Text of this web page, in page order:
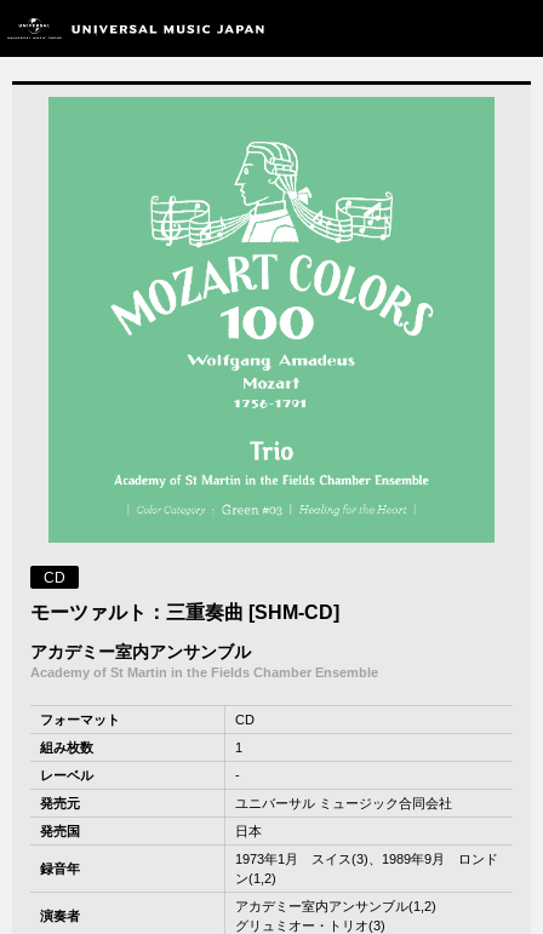
CD
モーツァルト：三重奏曲 [SHM-CD]
アカデミー室内アンサンブル
Academy of St Martin in the Fields Chamber Ensemble
フォーマット
CD
組み枚数
1
レーベル
-
発売元
ユニバーサル ミュージック合同会社
発売国
日本
録音年
1973年1月 スイス(3)、1989年9月 ロンド
ン(1,2)
演奏者
アカデミー室内アンサンブル(1,2)
グリュミオー・トリオ(3)